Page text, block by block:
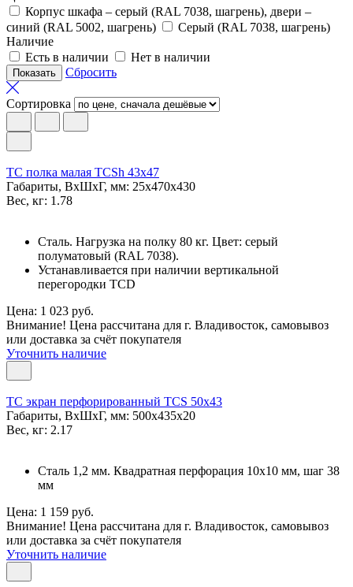
Корпус шкафа – серый (RAL 7038, шагрень), двери –
синий (RAL 5002, шагрень)
Серый (RAL 7038, шагрень)
Наличие
Есть в наличии
Нет в наличии
Сбросить
Сортировка
TC полка малая TCSh 43х47
Габариты, ВxШxГ, мм: 25x470x430
Вес, кг: 1.78
Сталь. Нагрузка на полку 80 кг. Цвет: серый
полуматовый (RAL 7038).
Устанавливается при наличии вертикальной
перегородки TCD
Цена: 1 023 руб.
Внимание! Цена рассчитана для г. Владивосток, самовывоз
или доставка за счёт покупателя
Уточнить наличие
TC экран перфорированный TCS 50x43
Габариты, ВxШxГ, мм: 500x435x20
Вес, кг: 2.17
Сталь 1,2 мм. Квадратная перфорация 10х10 мм, шаг 38
мм
Цена: 1 159 руб.
Внимание! Цена рассчитана для г. Владивосток, самовывоз
или доставка за счёт покупателя
Уточнить наличие